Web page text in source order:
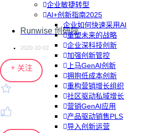
企业敏捷转型
AI+创新指南2025
企业如何快速采用AI
重塑未来的战略
企业深科技创新
加强创新管控
上马GenAI创新
拥抱低成本创新
重构营销增长组织
社区驱动私域增长
营销GenAI应用
产品驱动销售PLS
导入创新运营
Runwise 创研院
2020-10-02
+ 关注